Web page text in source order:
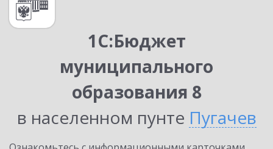
1С:Бюджет
муниципального
образования 8
в населенном пунте Пугачев